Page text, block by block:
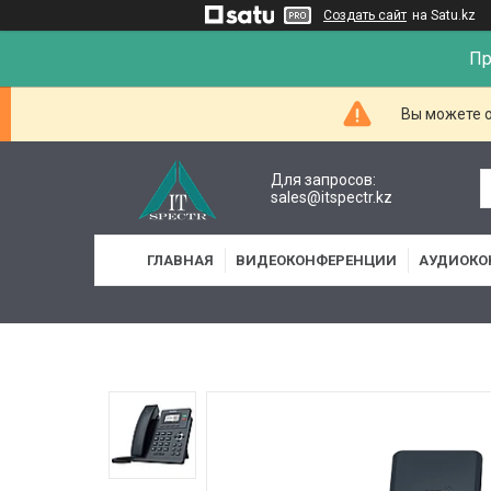
Создать сайт на Satu.kz
Вы можете
Для запросов:
sales@itspectr.kz
ГЛАВНАЯ ВИДЕОКОНФЕРЕНЦИИ